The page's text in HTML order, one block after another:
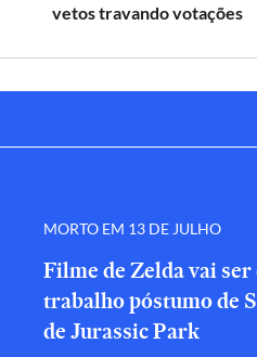
vetos travando votações
MORTO EM 13 DE JULHO
Filme de Zelda vai
trabalho póstumo de
de Jurassic Park